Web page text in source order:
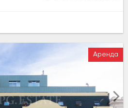
Аренда